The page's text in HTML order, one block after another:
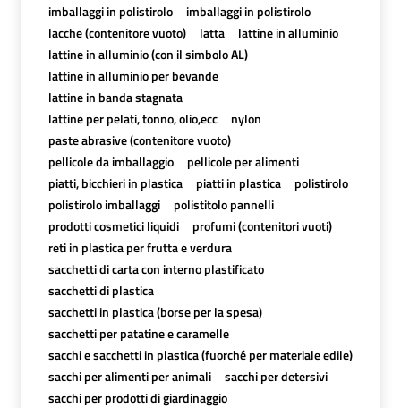
imballaggi in polistirolo
imballaggi in polistirolo
lacche (contenitore vuoto)
latta
lattine in alluminio
lattine in alluminio (con il simbolo AL)
lattine in alluminio per bevande
lattine in banda stagnata
lattine per pelati, tonno, olio,ecc
nylon
paste abrasive (contenitore vuoto)
pellicole da imballaggio
pellicole per alimenti
piatti, bicchieri in plastica
piatti in plastica
polistirolo
polistirolo imballaggi
polistitolo pannelli
prodotti cosmetici liquidi
profumi (contenitori vuoti)
reti in plastica per frutta e verdura
sacchetti di carta con interno plastificato
sacchetti di plastica
sacchetti in plastica (borse per la spesa)
sacchetti per patatine e caramelle
sacchi e sacchetti in plastica (fuorché per materiale edile)
sacchi per alimenti per animali
sacchi per detersivi
sacchi per prodotti di giardinaggio